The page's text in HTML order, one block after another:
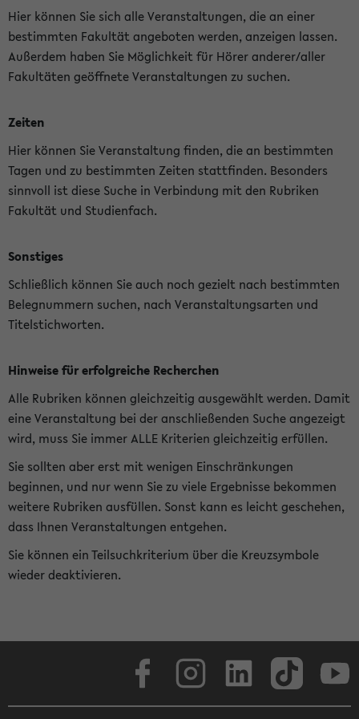
Hier können Sie sich alle Veranstaltungen, die an einer
bestimmten Fakultät angeboten werden, anzeigen lassen.
Außerdem haben Sie Möglichkeit für Hörer anderer/aller
Fakultäten geöffnete Veranstaltungen zu suchen.
Zeiten
Hier können Sie Veranstaltung finden, die an bestimmten
Tagen und zu bestimmten Zeiten stattfinden. Besonders
sinnvoll ist diese Suche in Verbindung mit den Rubriken
Fakultät und Studienfach.
Sonstiges
Schließlich können Sie auch noch gezielt nach bestimmten
Belegnummern suchen, nach Veranstaltungsarten und
Titelstichworten.
Hinweise für erfolgreiche Recherchen
Alle Rubriken können gleichzeitig ausgewählt werden. Damit
eine Veranstaltung bei der anschließenden Suche angezeigt
wird, muss Sie immer ALLE Kriterien gleichzeitig erfüllen.
Sie sollten aber erst mit wenigen Einschränkungen
beginnen, und nur wenn Sie zu viele Ergebnisse bekommen
weitere Rubriken ausfüllen. Sonst kann es leicht geschehen,
dass Ihnen Veranstaltungen entgehen.
Sie können ein Teilsuchkriterium über die Kreuzsymbole
wieder deaktivieren.